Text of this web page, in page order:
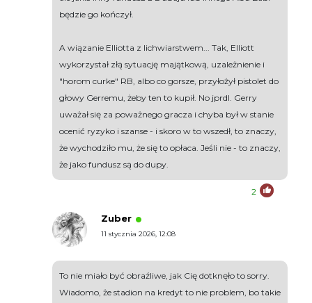
będzie go kończył.
A wiązanie Elliotta z lichwiarstwem... Tak, Elliott
wykorzystał złą sytuację majątkową, uzależnienie i
"horom curke" RB, albo co gorsze, przyłożył pistolet do
głowy Gerremu, żeby ten to kupił. No jprdl. Gerry
uważał się za poważnego gracza i chyba był w stanie
ocenić ryzyko i szanse - i skoro w to wszedł, to znaczy,
że wychodziło mu, że się to opłaca. Jeśli nie - to znaczy,
że jako fundusz są do dupy.
2
Zuber
11 stycznia 2026, 12:08
To nie miało być obraźliwe, jak Cię dotknęło to sorry.
Wiadomo, że stadion na kredyt to nie problem, bo takie